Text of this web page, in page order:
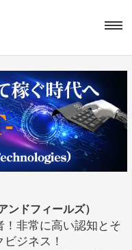
ンドフィールズ）
非常に高い認知とそ
ジネス！